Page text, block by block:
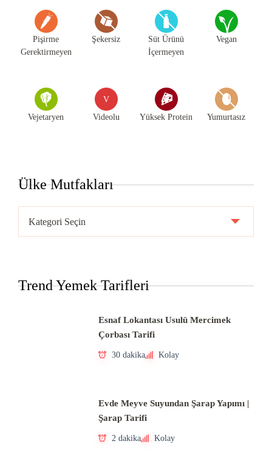
Pişirme
Gerektirmeyen
Şekersiz
Süt Ürünü
İçermeyen
Vegan
Vejetaryen
V
Videolu Yüksek Protein Yumurtasız
Ülke Mutfakları
Mutfakları
Trend Yemek Tarifleri
Esnaf Lokantası Usulü Mercimek
Çorbası Tarifi
30 dakika Kolay
Evde Meyve Suyundan Şarap Yapımı |
Şarap Tarifi
2 dakika Kolay